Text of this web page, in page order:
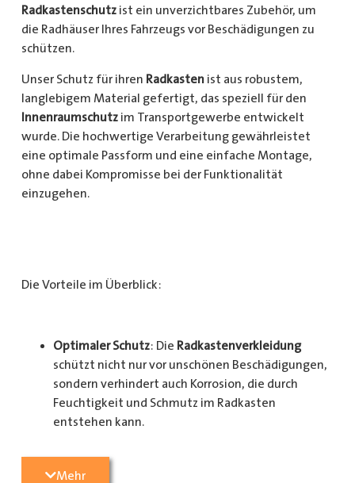
Radkastenschutzist ein unverzichtbares Zubehör, um
die Radhäuser Ihres Fahrzeugs vor Beschädigungen zu
schützen.
Unser Schutz für ihren Radkastenist aus robustem,
langlebigem Material gefertigt, das speziell für den
Innenraumschutzim Transportgewerbe entwickelt
wurde. Die hochwertige Verarbeitung gewährleistet
eine optimale Passform und eine einfache Montage,
ohne dabei Kompromisse bei der Funktionalität
einzugehen.
Die Vorteile im Überblick:
Optimaler Schutz: Die Radkastenverkleidung
schützt nicht nur vor unschönen Beschädigungen,
sondern verhindert auch Korrosion, die durch
Feuchtigkeit und Schmutz im Radkasten
entstehen kann.
Langlebigkeit
Mehr